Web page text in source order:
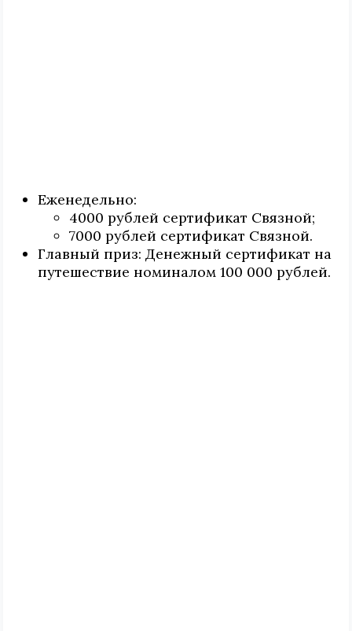
Еженедельно:
4000 рублей сертификат Связной;
7000 рублей сертификат Связной.
Главный приз: Денежный сертификат на
путешествие номиналом 100 000 рублей.